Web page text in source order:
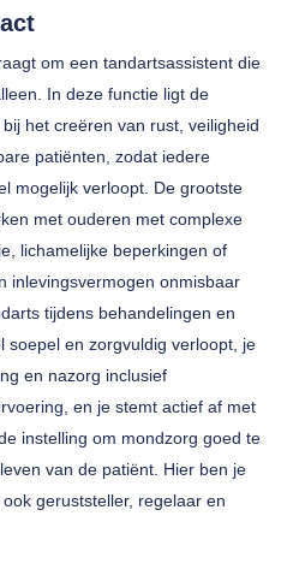
om een tandartsassistent die
In deze functie ligt de
het creëren van rust, veiligheid
patiënten, zodat iedere
mogelijk verloopt. De grootste
met ouderen met complexe
lichamelijke beperkingen of
inlevingsvermogen onmisbaar
tijdens behandelingen en
soepel en zorgvuldig verloopt, je
en nazorg inclusief
en je stemt actief af met
instelling om mondzorg goed te
van de patiënt. Hier ben je
geruststeller, regelaar en